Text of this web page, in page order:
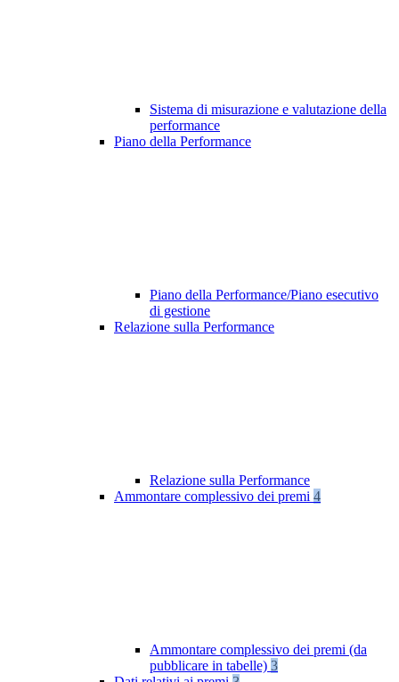
Sistema di misurazione e valutazione della
performance
Piano della Performance
Piano della Performance/Piano esecutivo
di gestione
Relazione sulla Performance
Relazione sulla Performance
Ammontare complessivo dei premi 4
Ammontare complessivo dei premi (da
pubblicare in tabelle) 3